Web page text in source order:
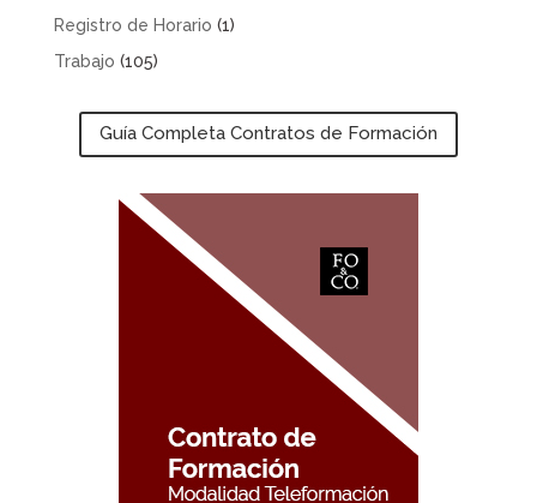
Registro de Horario (1)
Trabajo (105)
Guía Completa Contratos de Formación